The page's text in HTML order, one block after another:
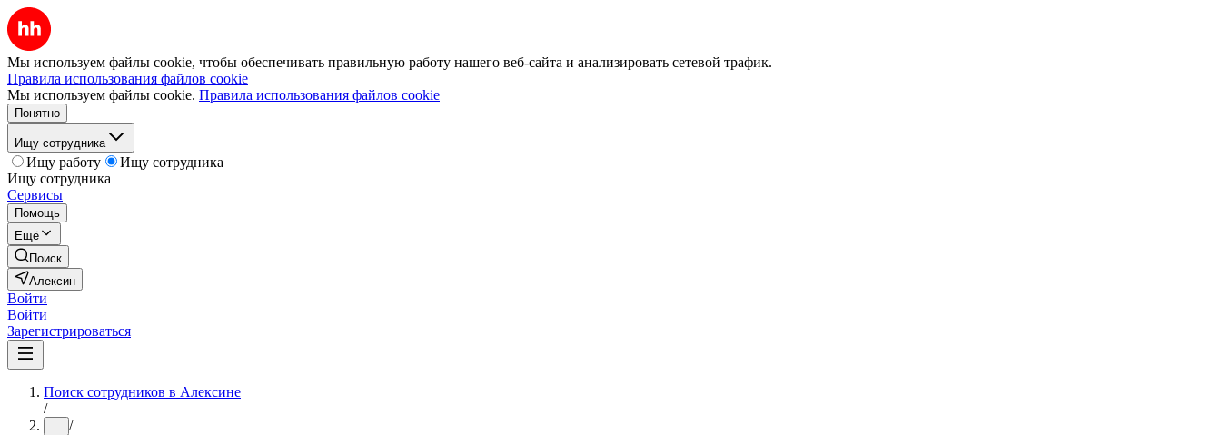
Мы используем файлы cookie, чтобы обеспечивать правильную работу нашего веб-сайта и анализировать сетевой трафик.
Правила использования файлов cookie
Мы используем файлы cookie. Правила использования файлов cookie
Понятно
Ищу сотрудника
Ищу работу
Ищу сотрудника
Ищу сотрудника
Сервисы
Помощь
Ещё
Поиск
Алексин
Войти
Войти
Зарегистрироваться
Поиск сотрудников в Алексине
/
... /